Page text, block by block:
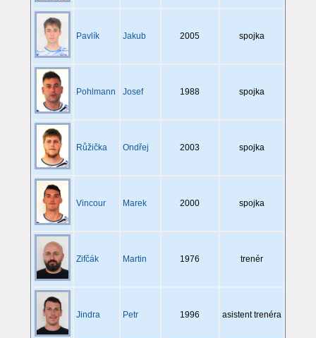
Pavlík Jakub 2005 spojka
Pohlmann Josef 1988 spojka
Růžička Ondřej 2003 spojka
Vincour Marek 2000 spojka
Zifčák Martin 1976 trenér
Jindra Petr 1996 asistent trenéra